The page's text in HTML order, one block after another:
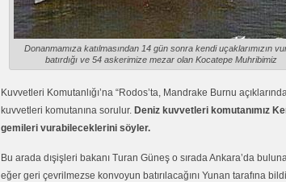
Donanmamıza katılmasından 14 gün sonra kendi uçaklarımızın
batırdığı ve 54 askerimize mezar olan Kocatepe Muhribimiz
Kuvvetleri Komutanlığı’na “Rodos’ta, Mandrake Burnu
kuvvetleri komutanına sorulur. Deniz kuvvetleri komutanımız
gemileri vurabileceklerini söyler.
Bu arada dışişleri bakanı Turan Güneş o sırada Ankara’da
eğer geri çevrilmezse konvoyun batırılacağını Yunan tarafına